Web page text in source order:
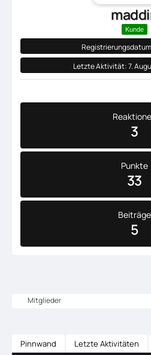
Kunde
Letzte Aktivität:7.
3
Punkte
33
Beiträge
5
Mitglieder
Pinnwand Letzte Aktivitäten